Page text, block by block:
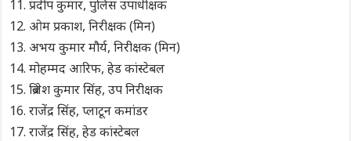
प्रदीप कुमार, पुलिस उपाधीक्षक
ओम प्रकाश, निरीक्षक (मिन)
अभय कुमार मौर्य, निरीक्षक (मिन)
मोहम्मद आरिफ, हेड कांस्टेबल
ब्रिजेश कुमार सिंह, उप निरीक्षक
राजेंद्र सिंह, प्लाटून कमांडर
राजेंद्र सिंह, हेड कांस्टेबल